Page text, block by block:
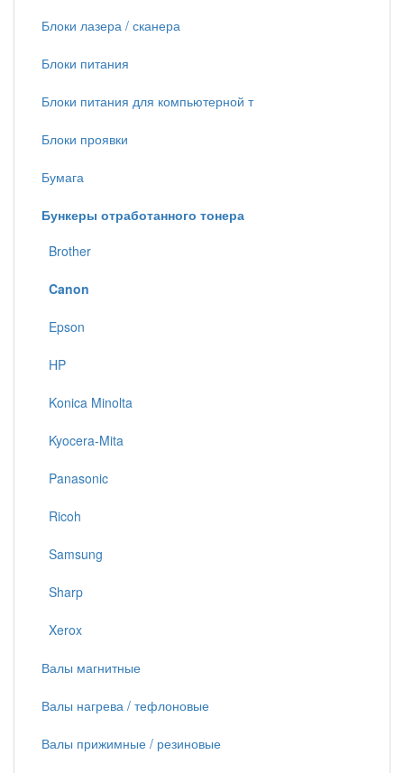
Блоки лазера / сканера
Блоки питания
Блоки питания для компьютерной т
Блоки проявки
Бумага
Бункеры отработанного тонера
Brother
Canon
Epson
HP
Konica Minolta
Kyocera-Mita
Panasonic
Ricoh
Samsung
Sharp
Xerox
Валы магнитные
Валы нагрева / тефлоновые
Валы прижимные / резиновые